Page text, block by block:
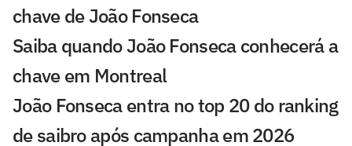
chave de João Fonseca
Saiba quando João Fonseca conhecerá a
chave em Montreal
João Fonseca entra no top 20 do ranking
de saibro após campanha em 2026